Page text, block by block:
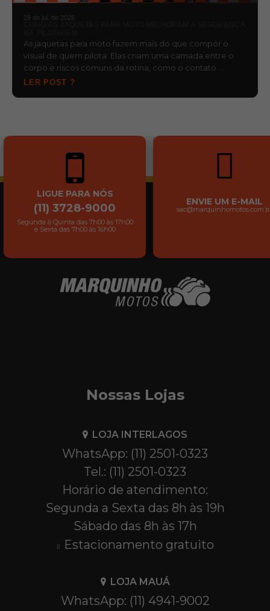
29 de jul. de 2026
As jaquetas para moto fazem mais do que compor o
visual de quem pilota. Elas criam uma camada entre o
corpo e riscos comuns da rotina, como o contato …
LER POST ?
LIGUE PARA NÓS
(11) 3728-9000
Segunda à Quinta das 7h00 às 17h00
e Sexta das 7h00 às 16h00
ENVIE UM E-MAIL
Nossas Lojas
LOJA INTERLAGOS
WhatsApp: (11) 2501-0323
Tel.: (11) 2501-0323
Horário de atendimento:
Segunda a Sexta das 8h às 19h
Sábado das 8h às 17h
Estacionamento gratuito
LOJA MAUÁ
WhatsApp: (11) 4941-9002